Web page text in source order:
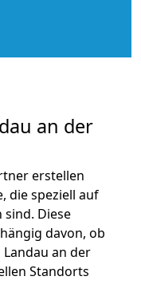
an der
erstellen
die speziell auf
Diese
davon, ob
an der
Standorts